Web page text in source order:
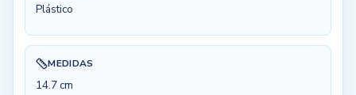
Plástico
MEDIDAS
14.7 cm